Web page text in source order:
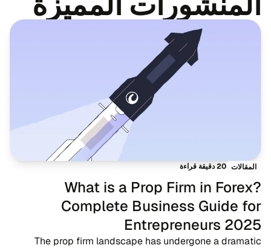
المقالات 20 دقيقة قراءة
What is a Prop Firm in Forex?
Complete Business Guide for
Entrepreneurs 2025
The prop firm landscape has undergone a dramatic